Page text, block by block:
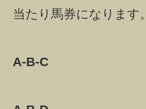
当たり馬券になります。
A-B-C